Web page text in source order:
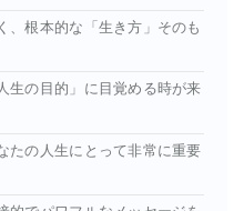
、根本的な「生き方」そのも
生の目的」に目覚める時が来
たの人生にとって非常に重要